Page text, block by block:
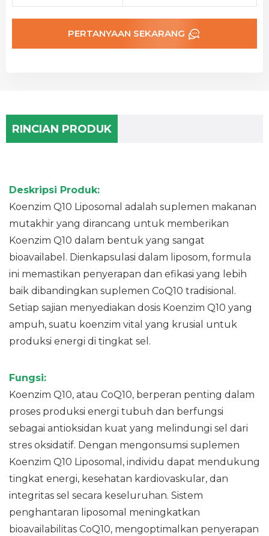
PERTANYAAN SEKARANG
RINCIAN PRODUK
Deskripsi Produk:
Koenzim Q10 Liposomal adalah suplemen makanan
mutakhir yang dirancang untuk memberikan
Koenzim Q10 dalam bentuk yang sangat
bioavailabel. Dienkapsulasi dalam liposom, formula
ini memastikan penyerapan dan efikasi yang lebih
baik dibandingkan suplemen CoQ10 tradisional.
Setiap sajian menyediakan dosis Koenzim Q10 yang
ampuh, suatu koenzim vital yang krusial untuk
produksi energi di tingkat sel.
Fungsi:
Koenzim Q10, atau CoQ10, berperan penting dalam
proses produksi energi tubuh dan berfungsi
sebagai antioksidan kuat yang melindungi sel dari
stres oksidatif. Dengan mengonsumsi suplemen
Koenzim Q10 Liposomal, individu dapat mendukung
tingkat energi, kesehatan kardiovaskular, dan
integritas sel secara keseluruhan. Sistem
penghantaran liposomal meningkatkan
bioavailabilitas CoQ10, mengoptimalkan penyerapan